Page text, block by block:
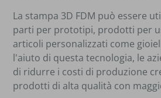
La stampa 3D FDM può essere
parti per prototipi, prodotti per
articoli personalizzati come
l'aiuto di questa tecnologia, le
di ridurre i costi di produzione
prodotti di alta qualità con